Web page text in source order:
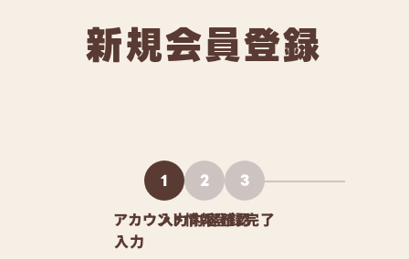
新規会員登録
1
アカウント情報
入力
2
入力内容確認
3
登録完了